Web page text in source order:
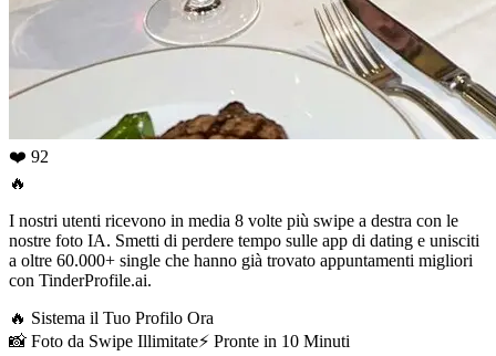
❤️ 92
🔥
I nostri utenti ricevono in media 8 volte più swipe a destra con le
nostre foto IA. Smetti di perdere tempo sulle app di dating e unisciti
a oltre 60.000+ single che hanno già trovato appuntamenti migliori
con TinderProfile.ai.
🔥 Sistema il Tuo Profilo Ora
📸 Foto da Swipe Illimitate⚡️ Pronte in 10 Minuti